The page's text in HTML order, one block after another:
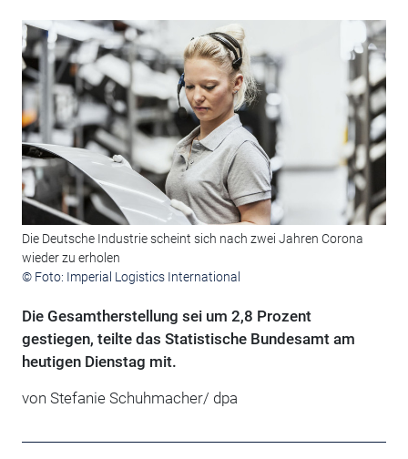
Die Deutsche Industrie scheint sich nach zwei Jahren Corona
wieder zu erholen
© Foto: Imperial Logistics International
Die Gesamtherstellung sei um 2,8 Prozent
gestiegen, teilte das Statistische Bundesamt am
heutigen Dienstag mit.
von Stefanie Schuhmacher/ dpa